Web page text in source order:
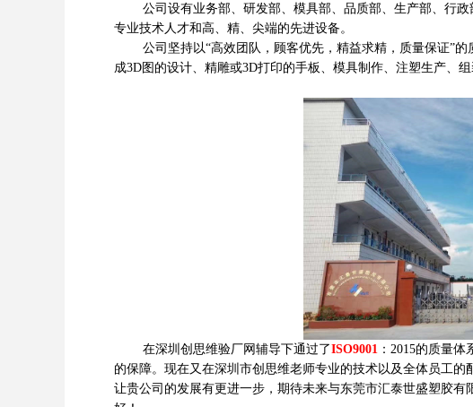
公司设有业务部、研发部、模具部、品质部、生产部、行政
专业技术人才和高、精、尖端的先进设备。
公司坚持以“高效团队，顾客优先，精益求精，质量保证”的
成3D图的设计、精雕或3D打印的手板、模具制作、注塑生产、
在深圳创思维验厂网辅导下通过了ISO9001 ：2015的质量
的保障。现在又在深圳市创思维老师专业的技术以及全体员工
让贵公司的发展有更进一步，期待未来与东莞市汇泰世盛塑胶